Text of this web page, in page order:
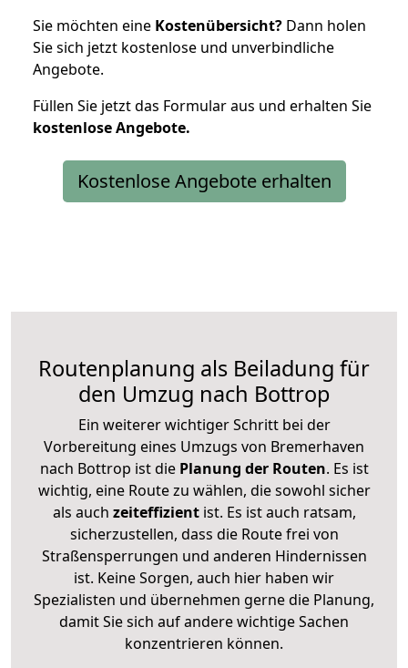
Sie möchten eine Kostenübersicht? Dann holen
Sie sich jetzt kostenlose und unverbindliche
Angebote.
Füllen Sie jetzt das Formular aus und erhalten Sie
kostenloseAngebote.
Kostenlose Angebote erhalten
Routenplanung als Beiladung für
den Umzug nach Bottrop
Ein weiterer wichtiger Schritt bei der
Vorbereitung eines Umzugs von Bremerhaven
nach Bottrop ist diePlanung der Routen. Es ist
wichtig, eine Route zu wählen, die sowohl sicher
als auch zeiteffizientist. Es ist auch ratsam,
sicherzustellen, dass die Route frei von
Straßensperrungen und anderen Hindernissen
ist. Keine Sorgen, auch hier haben wir
Spezialisten und übernehmen gerne die Planung,
damit Sie sich auf andere wichtige Sachen
konzentrieren können.